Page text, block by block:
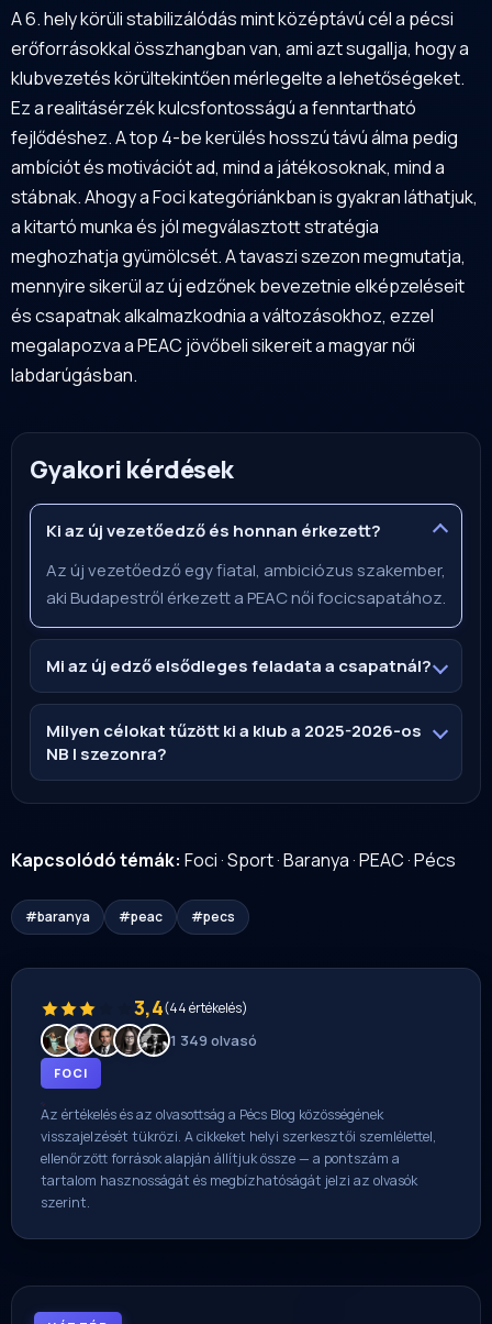
A 6. hely körüli stabilizálódás mint középtávú cél a pécsi
erőforrásokkal összhangban van, ami azt sugallja, hogy a
klubvezetés körültekintően mérlegelte a lehetőségeket.
Ez a realitásérzék kulcsfontosságú a fenntartható
fejlődéshez. A top 4-be kerülés hosszú távú álma pedig
ambíciót és motivációt ad, mind a játékosoknak, mind a
stábnak. Ahogy a Foci kategóriánkban is gyakran láthatjuk,
a kitartó munka és jól megválasztott stratégia
meghozhatja gyümölcsét. A tavaszi szezon megmutatja,
mennyire sikerül az új edzőnek bevezetnie elképzeléseit
és csapatnak alkalmazkodnia a változásokhoz, ezzel
megalapozva a PEAC jövőbeli sikereit a magyar női
labdarúgásban.
Gyakori kérdések
Ki az új vezetőedző és honnan érkezett?
Az új vezetőedző egy fiatal, ambiciózus szakember,
aki Budapestről érkezett a PEAC női focicsapatához.
Mi az új edző elsődleges feladata a csapatnál?
Milyen célokat tűzött ki a klub a 2025-2026-os
NB I szezonra?
Kapcsolódó témák: Foci·Sport·Baranya·PEAC·Pécs
#baranya #peac #pecs
3,4(44 értékelés)
1 349 olvasó
FOCI
Az értékelés és az olvasottság a Pécs Blog közösségének
visszajelzését tükrözi. A cikkeket helyi szerkesztői szemlélettel,
ellenőrzött források alapján állítjuk össze — a pontszám a
tartalom hasznosságát és megbízhatóságát jelzi az olvasók
szerint.